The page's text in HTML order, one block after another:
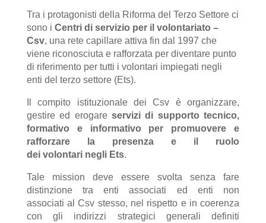
Tra i protagonisti della Riforma del Terzo Settore ci
sono i Centri di servizio per il volontariato –
Csv, una rete capillare attiva fin dal 1997 che
viene riconosciuta e rafforzata per diventare punto
di riferimento per tutti i volontari impiegati negli
enti del terzo settore (Ets).
Il compito istituzionale dei Csv è organizzare,
gestire ed erogare servizi di supporto tecnico,
formativo e informativo per promuovere
e
rafforzare la presenza e il ruolo
dei volontari negli Ets.
Tale mission deve essere svolta senza fare
distinzione tra enti associati ed enti non
associati al Csv stesso, nel rispetto e in coerenza
con gli indirizzi strategici generali definiti